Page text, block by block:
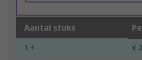
Aantal stuks
1 + €